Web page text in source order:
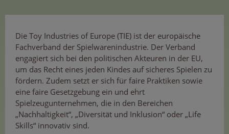
Die Toy Industries of Europe (TIE) ist der europäische
Fachverband der Spielwarenindustrie. Der Verband
engagiert sich bei den politischen Akteuren in der EU,
um das Recht eines jeden Kindes auf sicheres Spielen zu
fördern. Zudem setzt er sich für faire Praktiken sowie
eine faire Gesetzgebung ein und ehrt
Spielzeugunternehmen, die in den Bereichen
„Nachhaltigkeit“, „Diversität und Inklusion“ oder „Life
Skills“ innovativ sind.